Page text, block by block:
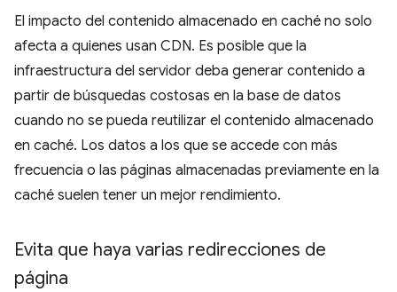
El impacto del contenido almacenado en caché no solo
afecta a quienes usan CDN. Es posible que la
infraestructura del servidor deba generar contenido a
partir de búsquedas costosas en la base de datos
cuando no se pueda reutilizar el contenido almacenado
en caché. Los datos a los que se accede con más
frecuencia o las páginas almacenadas previamente en la
caché suelen tener un mejor rendimiento.
Evita que haya varias redirecciones de
página